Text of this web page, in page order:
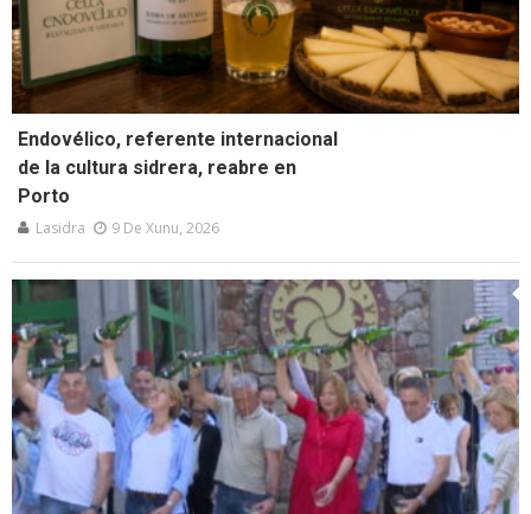
Endovélico, referente internacional
de la cultura sidrera, reabre en
Porto
Lasidra 9 De Xunu, 2026